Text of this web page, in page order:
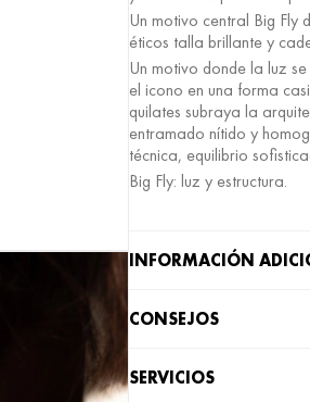
Un motivo central Big Fly
éticos talla brillante y
Un motivo donde la luz
el icono en una forma
quilates subraya la
entramado nítido y
técnica, equilibrio
Big Fly: luz y estructura.
INFORMACIÓN
CONSEJOS
SERVICIOS